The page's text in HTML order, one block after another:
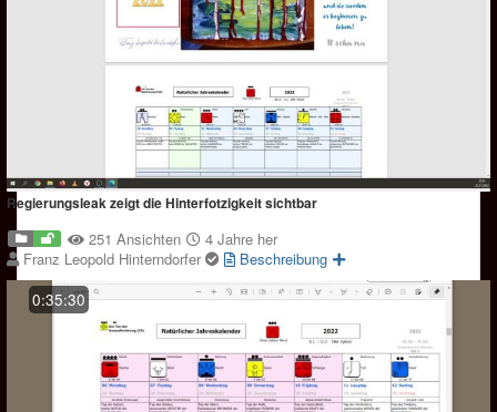
Regierungsleak zeigt die Hinterfotzigkeit sichtbar
251 Ansichten
4 Jahre her
Franz Leopold Hinterndorfer
Beschreibung
0:35:30